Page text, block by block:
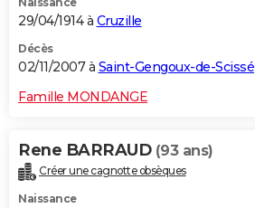
29/04/1914 à Cruzille
Décès
02/11/2007 à Saint-Gengoux-de-Scissé
Famille MONDANGE
Rene BARRAUD (93 ans)
Créer une cagnotte obsèques
Naissance